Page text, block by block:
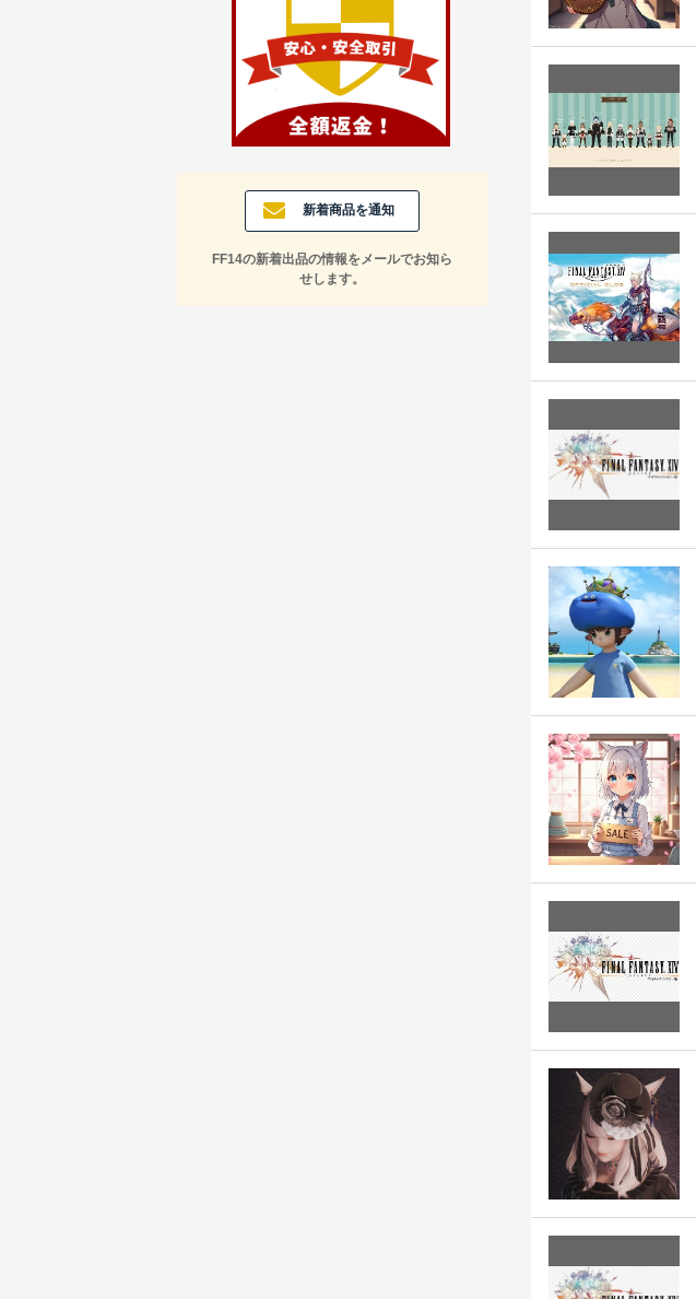
新着商品を通知
FF14の新着出品の情報をメールでお知ら
せします。